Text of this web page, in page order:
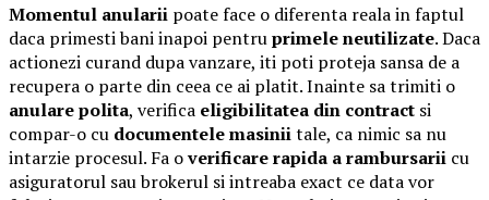
Momentul anularii poate face o diferenta reala in faptul
daca primesti bani inapoi pentruprimele neutilizate. Daca
actionezi curand dupa vanzare, iti poti proteja sansa de a
recupera o parte din ceea ce ai platit. Inainte sa trimiti o
anulare polita, verifica eligibilitatea din contract si
compar-o cu documentele masiniitale, ca nimic sa nu
intarzie procesul. Fa overificare rapida a rambursarii cu
asiguratorul sau brokerul si intreaba exact ce data vor